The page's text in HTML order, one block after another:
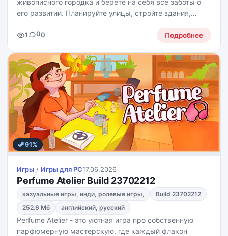
его развитии. Планируйте улицы, стройте здания,
настраивайте логистику, принимайте туристов и
превращайте небольшой поселок в процветающий
1 00 Подробнее
91%
Игры / Игры для PС17.06.2026
Perfume Atelier Build 23702212
казуальные игры, инди, ролевые игры,
Build 23702212
252.6 Мб
английский, русский
Perfume Atelier - это уютная игра про собственную
парфюмерную мастерскую, где каждый флакон